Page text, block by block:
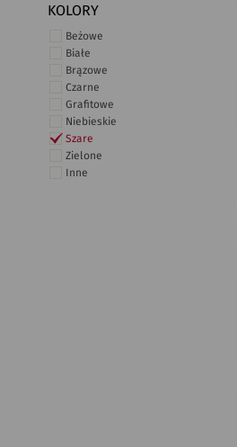
KOLORY
Beżowe
Białe
Brązowe
Czarne
Grafitowe
Niebieskie
Szare
Zielone
Inne